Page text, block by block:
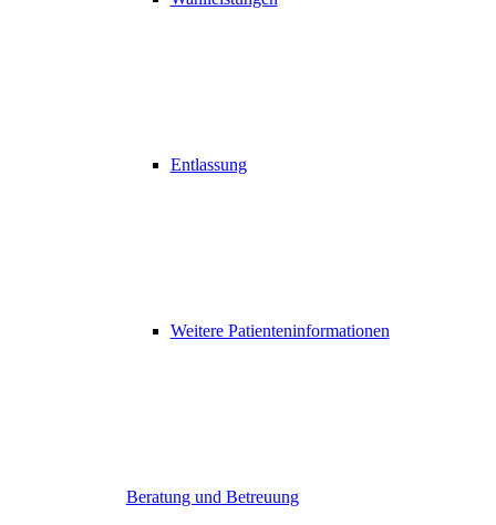
Entlassung
Weitere Patienteninformationen
Beratung und Betreuung